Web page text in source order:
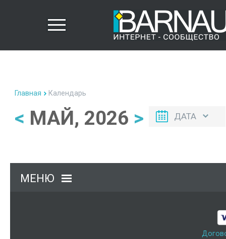
Главная Календарь
< МАЙ, 2026 > ДАТА
МЕНЮ